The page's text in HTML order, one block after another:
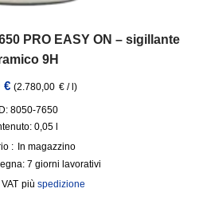
PRO EASY ON – sigillante
9H
€ (2.780,00 €/ )
8050-7650
0,05 l
: In magazzino
7 giorni lavorativi
più spedizione